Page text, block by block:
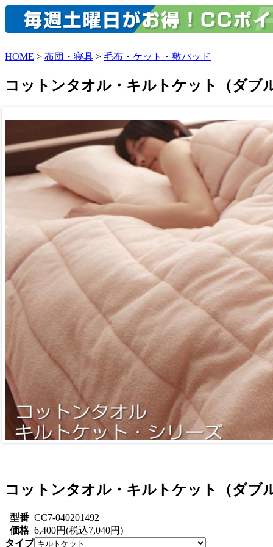
HOME > 布団・寝具 > 毛布・ケット・敷パッド
コットンタオル・キルトケット（ダブ
コットンタオル・キルトケット（ダブ
型番 CC7-040201492
価格 6,400円(税込7,040円)
タイプ